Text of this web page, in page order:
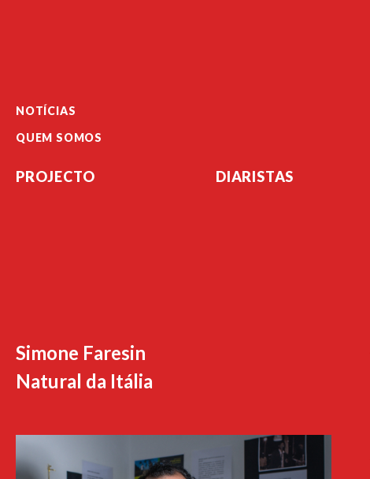
NOTÍCIAS
QUEM SOMOS
PROJECTO DIARISTAS
Simone Faresin
Natural da Itália